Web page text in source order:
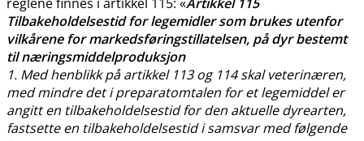
Tilbakeholdelsestid for legemidler som brukes utenfor
vilkårene for markedsføringstillatelsen, på dyr bestemt
til næringsmiddelproduksjon
1. Med henblikk på artikkel 113 og 114 skal veterinæren,
med mindre det i preparatomtalen for et legemiddel er
angitt en tilbakeholdelsestid for den aktuelle dyrearten,
fastsette en tilbakeholdelsestid i samsvar med følgende